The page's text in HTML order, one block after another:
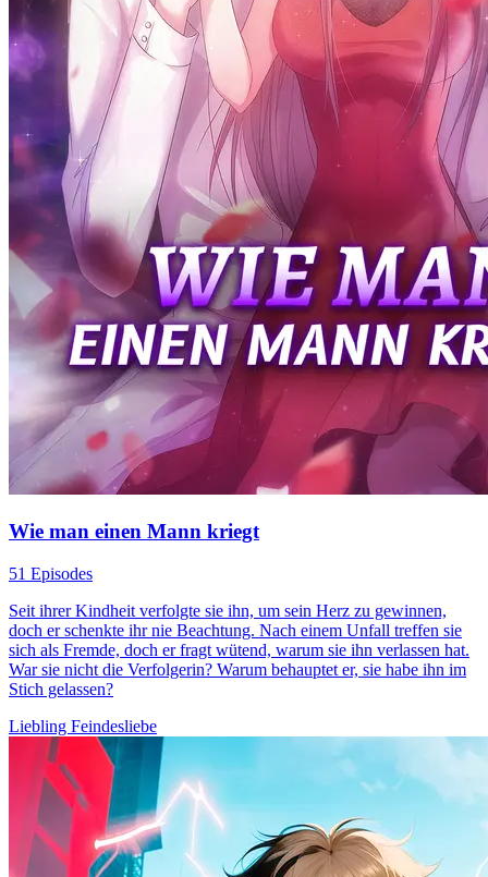
Wie man einen Mann kriegt
51 Episodes
Seit ihrer Kindheit verfolgte sie ihn, um sein Herz zu gewinnen,
doch er schenkte ihr nie Beachtung. Nach einem Unfall treffen sie
sich als Fremde, doch er fragt wütend, warum sie ihn verlassen hat.
War sie nicht die Verfolgerin? Warum behauptet er, sie habe ihn im
Stich gelassen?
Liebling Feindesliebe